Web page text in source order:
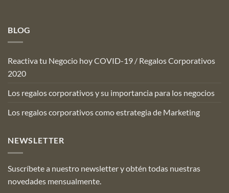
BLOG
Reactiva tu Negocio hoy COVID-19 / Regalos Corporativos
2020
Los regalos corporativos y su importancia para los negocios
Los regalos corporativos como estrategia de Marketing
NEWSLETTER
Suscríbete a nuestro newsletter y obtén todas nuestras
novedades mensualmente.